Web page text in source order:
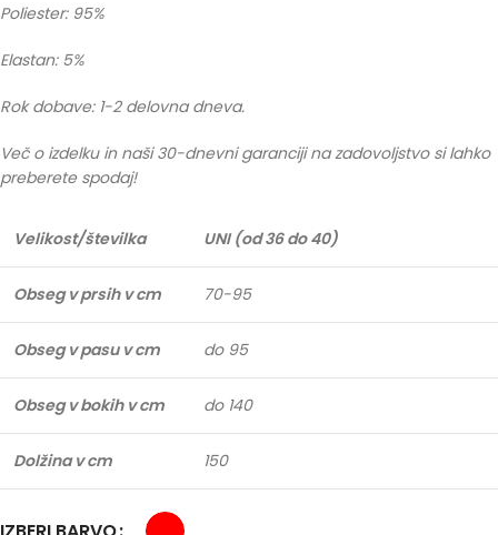
Poliester: 95%
Elastan: 5%
Rok dobave: 1-2 delovna dneva.
Več o izdelku in naši 30-dnevni garanciji na zadovoljstvo si lahko
preberete spodaj!
Velikost/številka UNI (od 36 do 40)
Obseg v prsih v cm 70-95
Obseg v pasu v cm do 95
Obseg v bokih v cm do 140
Dolžina v cm 150